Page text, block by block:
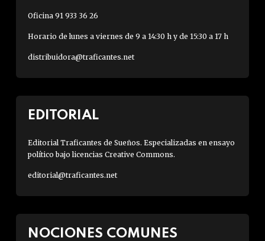
Oficina 91 933 36 26
Horario de lunes a viernes de 9 a 14:30 h y de 15:30 a 17 h
distribuidora@traficantes.net
EDITORIAL
Editorial Traficantes de Sueños. Especializadas en ensayo
político bajo licencias Creative Commons.
editorial@traficantes.net
NOCIONES COMUNES